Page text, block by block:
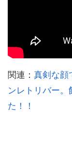
関連： 真剣な顔
ンレトリバー
た！！